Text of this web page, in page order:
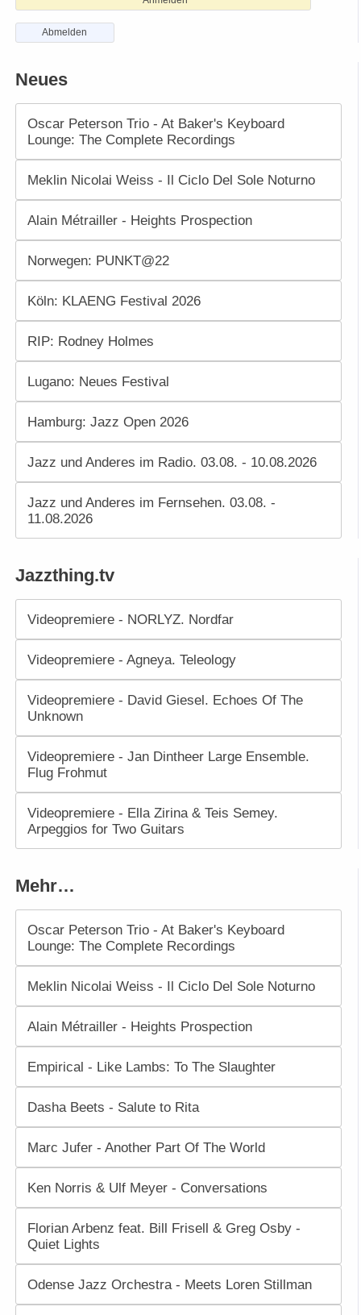
Abmelden
Neues
Oscar Peterson Trio - At Baker's Keyboard
Lounge: The Complete Recordings
Meklin Nicolai Weiss - Il Ciclo Del Sole Noturno
Alain Métrailler - Heights Prospection
Norwegen: PUNKT@22
Köln: KLAENG Festival 2026
RIP: Rodney Holmes
Lugano: Neues Festival
Hamburg: Jazz Open 2026
Jazz und Anderes im Radio. 03.08. - 10.08.2026
Jazz und Anderes im Fernsehen. 03.08. -
11.08.2026
Jazzthing.tv
Videopremiere - NORLYZ. Nordfar
Videopremiere - Agneya. Teleology
Videopremiere - David Giesel. Echoes Of The
Unknown
Videopremiere - Jan Dintheer Large Ensemble.
Flug Frohmut
Videopremiere - Ella Zirina & Teis Semey.
Arpeggios for Two Guitars
Mehr…
Oscar Peterson Trio - At Baker's Keyboard
Lounge: The Complete Recordings
Meklin Nicolai Weiss - Il Ciclo Del Sole Noturno
Alain Métrailler - Heights Prospection
Empirical - Like Lambs: To The Slaughter
Dasha Beets - Salute to Rita
Marc Jufer - Another Part Of The World
Ken Norris & Ulf Meyer - Conversations
Florian Arbenz feat. Bill Frisell & Greg Osby -
Quiet Lights
Odense Jazz Orchestra - Meets Loren Stillman